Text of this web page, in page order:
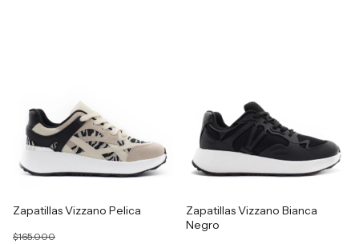
Zapatillas Vizzano Pelica
$165.000
Zapatillas Vizzano Bianca
Negro